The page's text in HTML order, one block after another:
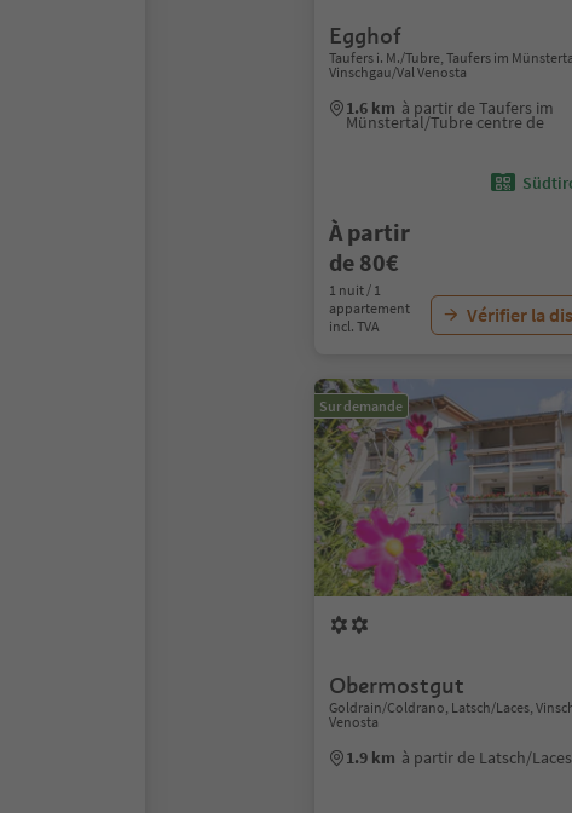
Egghof
Taufers i. M./Tubre, Taufers im
Vinschgau/Val Venosta
1.6 km à partir de Taufers im
Münstertal/Tubre centre de
À partir
de 80€
1 nuit / 1
appartement
incl. TVA
Vérifier la
Sur demande
Obermostgut
Goldrain/Coldrano, Latsch/Laces,
Venosta
1.9 km à partir de Latsch/